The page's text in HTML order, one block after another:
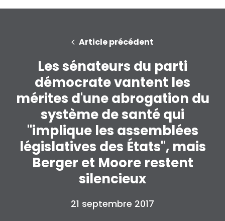
Article précédent
Les sénateurs du parti
démocrate vantent les
mérites d'une abrogation du
système de santé qui
"implique les assemblées
législatives des États", mais
Berger et Moore restent
silencieux
21 septembre 2017